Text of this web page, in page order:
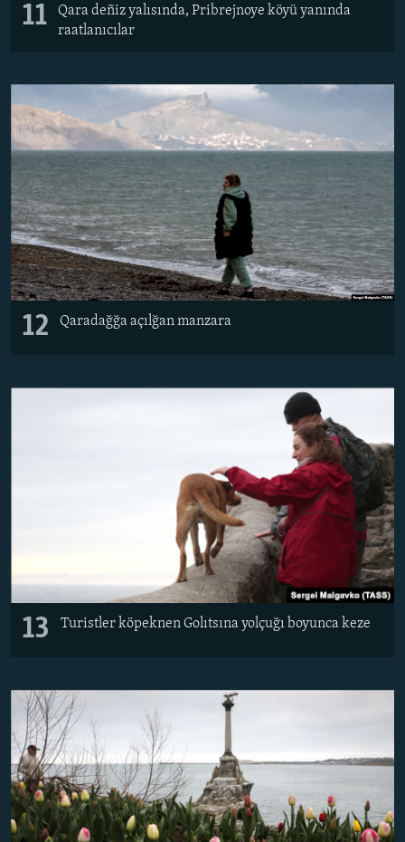
11
Qara deñiz yalısında, Pribrejnoye köyü yanında
raatlanıcılar
12 Qaradağğa açılğan manzara
13 Turistler köpeknen Golıtsına yolçuğı boyunca keze